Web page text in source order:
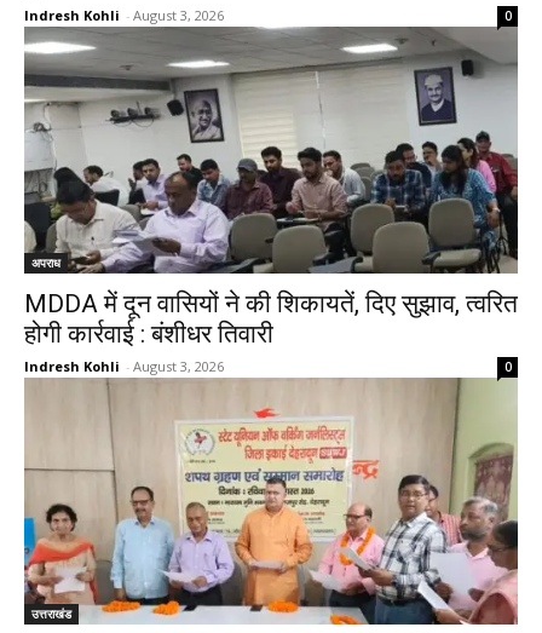
Indresh Kohli - August 3, 2026 0
अपराध
MDDA में दून वासियों ने की शिकायतें, दिए सुझाव, त्वरित
होगी कार्रवाई : बंशीधर तिवारी
Indresh Kohli - August 3, 2026 0
उत्तराखंड